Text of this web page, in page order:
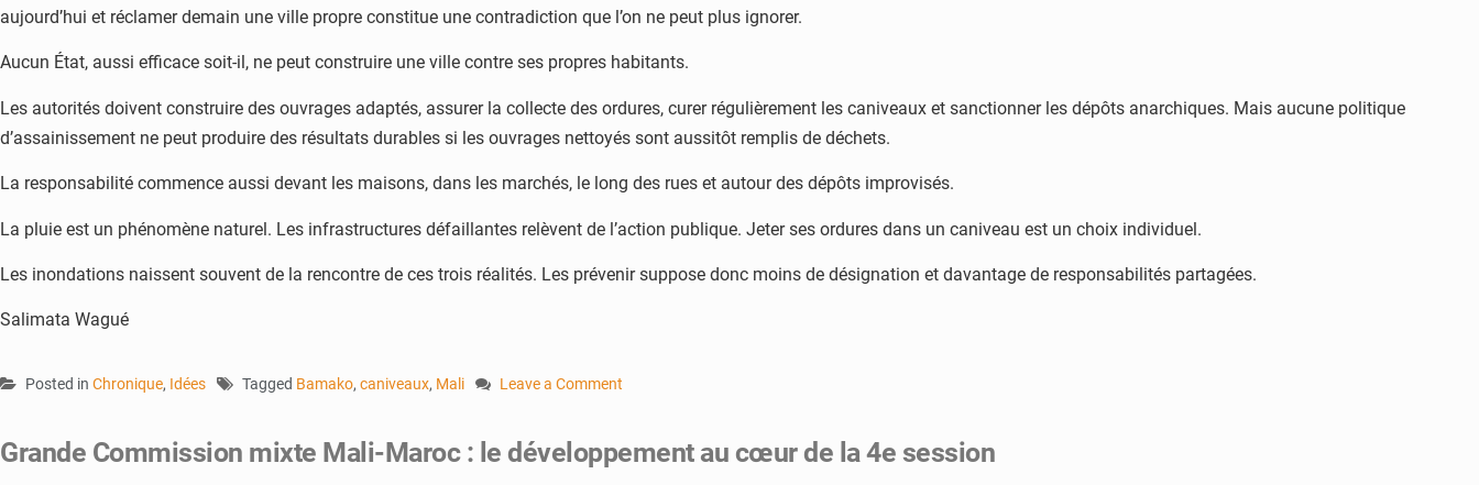
aujourd’hui et réclamer demain une ville propre constitue une contradiction que l’on ne peut plus ignorer.
Aucun État, aussi efficace soit-il, ne peut construire une ville contre ses propres habitants.
Les autorités doivent construire des ouvrages adaptés, assurer la collecte des ordures, curer régulièrement les caniveaux et sanctionner les dépôts anarchiques. Mais aucune politique
d’assainissement ne peut produire des résultats durables si les ouvrages nettoyés sont aussitôt remplis de déchets.
La responsabilité commence aussi devant les maisons, dans les marchés, le long des rues et autour des dépôts improvisés.
La pluie est un phénomène naturel. Les infrastructures défaillantes relèvent de l’action publique. Jeter ses ordures dans un caniveau est un choix individuel.
Les inondations naissent souvent de la rencontre de ces trois réalités. Les prévenir suppose donc moins de désignation et davantage de responsabilités partagées.
Salimata Wagué
Posted in Chronique, Idées Tagged Bamako, caniveaux, Mali
Leave a Comment
caniveaux
Grande Commission mixte Mali-Maroc : le développement au cœur de la 4e session